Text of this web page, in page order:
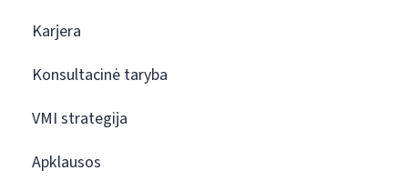
Karjera
Konsultacinė taryba
VMI strategija
Apklausos